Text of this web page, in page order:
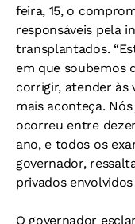
feira, 15, o
responsáveis pela
transplantados.
em que soubemos
corrigir, atender às
mais aconteça.
ocorreu entre
ano, e todos os
governador,
privados
O governador